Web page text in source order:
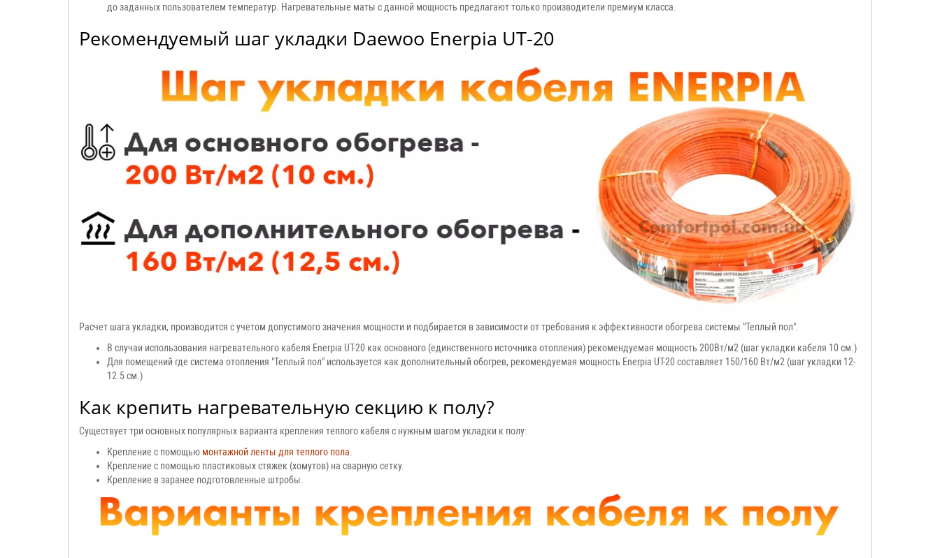
до заданных пользователем температур. Нагревательные маты с данной мощность предлагают только производители премиум класса.
Рекомендуемый шаг укладки Daewoo Enerpia UT-20
Расчет шага укладки, производится с учетом допустимого значения мощности и подбирается в зависимости от требования к эффективности обогрева системы "Теплый пол".
В случаи использования нагревательного кабеля Enerpia UT-20 как основного (единственного источника отопления) рекомендуемая мощность 200Вт/м2 (шаг укладки кабеля 10 см.)
Для помещений где система отопления "Теплый пол" используется как дополнительный обогрев, рекомендуемая мощность Enerpia UT-20 составляет 150/160 Вт/м2 (шаг укладки 12-
12.5 см.)
Как крепить нагревательную секцию к полу?
Существует три основных популярных варианта крепления теплого кабеля с нужным шагом укладки к полу:
Крепление с помощью монтажной ленты для теплого пола.
Крепление с помощью пластиковых стяжек (хомутов) на сварную сетку.
Крепление в заранее подготовленные штробы.